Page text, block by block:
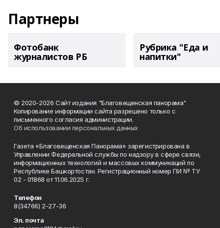
Партнеры
Фотобанк
журналистов РБ
Рубрика "Еда и
напитки"
© 2020-2026 Сайт издания "Благовещенская панорама"
Копирование информации сайта разрешено только с
письменного согласия администрации.
Об использовании персональных данных
Газета «Благовещенская Панорама» зарегистрирована в
Управлении Федеральной службы по надзору в сфере связи,
информационных технологий и массовых коммуникаций по
Республике Башкортостан. Регистрационный номер ПИ № ТУ
02 - 01868 от 11.06.2025 г.
Телефон
8(34766) 2-27-36
Эл. почта